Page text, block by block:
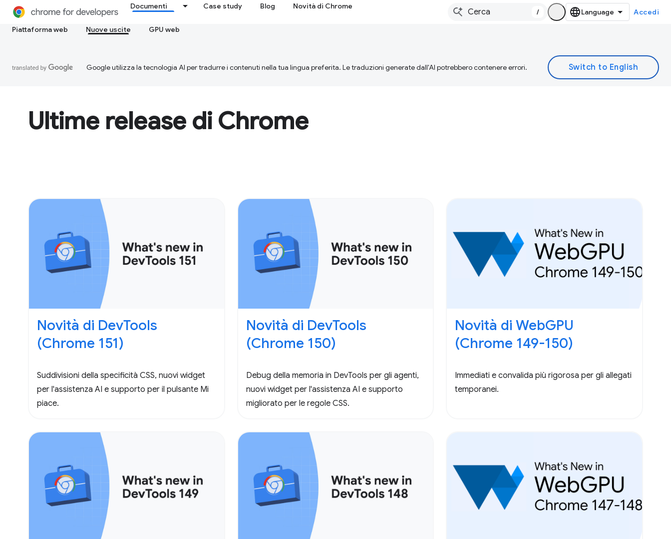
Documenti Case study Blog Novità di Chrome
/
Accedi
Piattaforma web
Nuove uscite GPU web
Google utilizza la tecnologia AI per tradurre i contenuti nella tua lingua preferita. Le traduzioni generate dall'AI potrebbero contenere errori.
Ultime release di Chrome
Novità di DevTools
(Chrome 151)
Suddivisioni della specificità CSS, nuovi widget
per l'assistenza AI e supporto per il pulsante Mi
piace.
Novità di DevTools
(Chrome 150)
Debug della memoria in DevTools per gli agenti,
nuovi widget per l'assistenza AI e supporto
migliorato per le regole CSS.
Novità di WebGPU
(Chrome 149-150)
Immediati e convalida più rigorosa per gli allegati
temporanei.